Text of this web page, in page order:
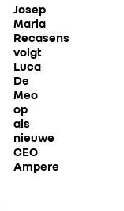
Josep
Maria
Recasens
volgt
Luca
De
Meo
op
als
nieuwe
CEO
Ampere